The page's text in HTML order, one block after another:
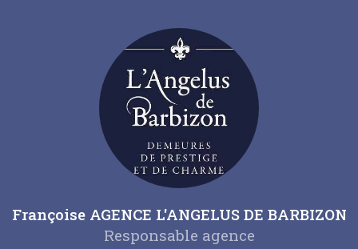
Françoise AGENCE L'ANGELUS DE BARBIZON
Responsable agence